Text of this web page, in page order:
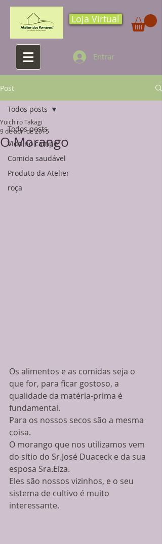
Loja Virtual
Entrar
Post
Todos posts
Vida no campo
Comida saudável
Produto da Atelier
roça
Todos posts
O Morango
Yuichiro Takagi
9 de abr. de 2015
Os alimentos e as comidas seja o
que for, para ficar gostoso, a
qualidade da matéria-prima é
fundamental.
Para os nossos secos são a mesma
coisa.
O morango que nos utilizamos vem
do sítio do Sr.José Duaceck e da sua
esposa Sra.Elza.
Eles são nossos vizinhos, e o seu
sistema de cultivo é muito
interessante.